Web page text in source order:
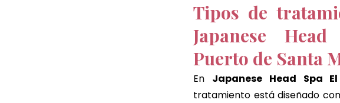
Tipos de
Japanese
Puerto de Santa
En Japanese Head Spa
tratamiento está diseñado